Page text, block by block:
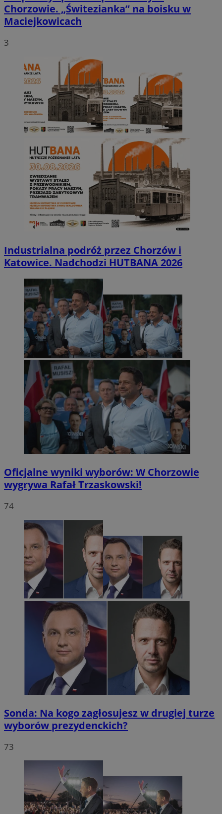
Chorzowie. „Świtezianka” na boisku w
Maciejkowicach
3
Industrialna podróż przez Chorzów i
Katowice. Nadchodzi HUTBANA 2026
Oficjalne wyniki wyborów: W Chorzowie
wygrywa Rafał Trzaskowski!
74
Sonda: Na kogo zagłosujesz w drugiej turze
wyborów prezydenckich?
73